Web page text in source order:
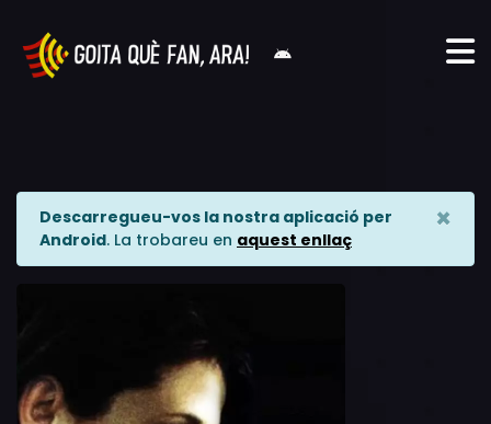
Descarregueu-vos la nostra aplicació per
Android. La trobareu en aquest enllaç
×